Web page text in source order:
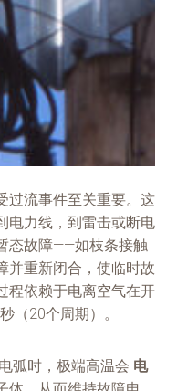
过流事件至关重要。这
电力线，到雷击或断电
态故障——如枝条接触
并重新闭合，使临时故
程依赖于电离空气在开
（20个周期）。
弧时，极端高温会 电